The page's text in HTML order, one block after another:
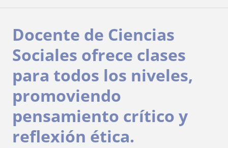
Docente de Ciencias
Sociales ofrece clases
para todos los niveles,
promoviendo
pensamiento crítico y
reflexión ética.